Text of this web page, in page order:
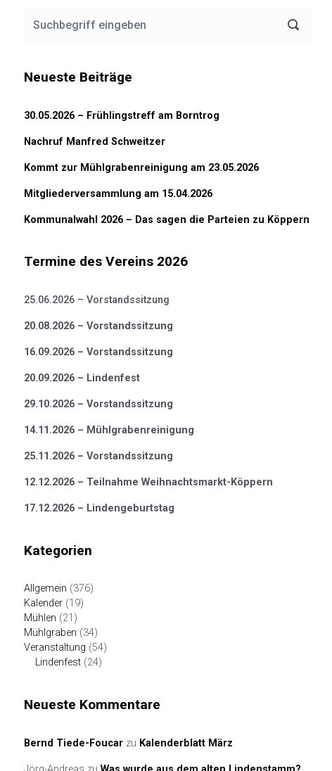
Neueste Beiträge
30.05.2026 – Frühlingstreff am Borntrog
Nachruf Manfred Schweitzer
Kommt zur Mühlgrabenreinigung am 23.05.2026
Mitgliederversammlung am 15.04.2026
Kommunalwahl 2026 – Das sagen die Parteien zu Köppern
Termine des Vereins 2026
25.06.2026 – Vorstandssitzung
20.08.2026 – Vorstandssitzung
16.09.2026 – Vorstandssitzung
20.09.2026 – Lindenfest
29.10.2026 – Vorstandssitzung
14.11.2026 – Mühlgrabenreinigung
25.11.2026 – Vorstandssitzung
12.12.2026 – Teilnahme Weihnachtsmarkt-Köppern
17.12.2026 – Lindengeburtstag
Kategorien
Allgemein (376)
Kalender (19)
Mühlen (21)
Mühlgraben (34)
Veranstaltung (54)
Lindenfest (24)
Neueste Kommentare
Bernd Tiede-Foucar zu Kalenderblatt März